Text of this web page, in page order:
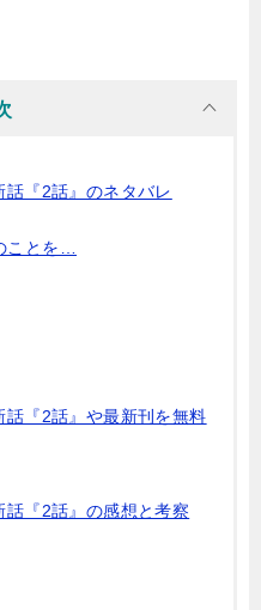
『2話』のネタバレ
ことを…
『2話』や最新刊を無料
『2話』の感想と考察